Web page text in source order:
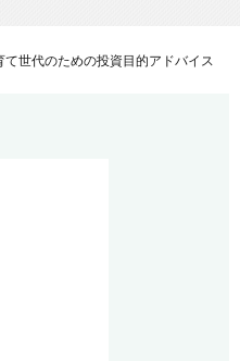
世代のための投資目的アドバイス